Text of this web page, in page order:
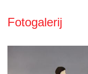
Fotogalerij